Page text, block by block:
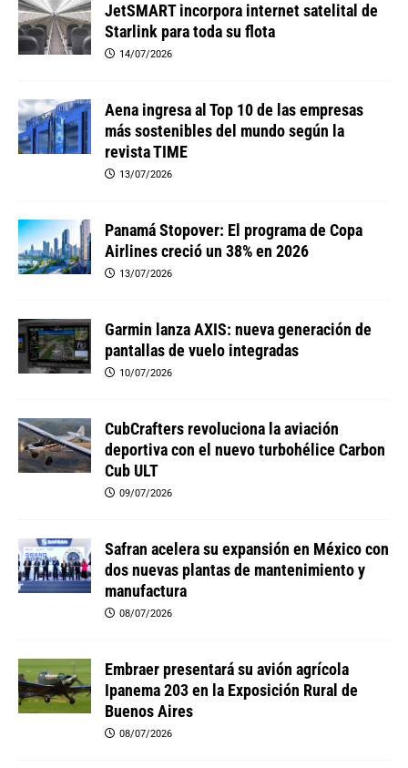
JetSMART incorpora internet satelital de
Starlink para toda su flota
14/07/2026
Aena ingresa al Top 10 de las empresas
más sostenibles del mundo según la
revista TIME
13/07/2026
Panamá Stopover: El programa de Copa
Airlines creció un 38% en 2026
13/07/2026
Garmin lanza AXIS: nueva generación de
pantallas de vuelo integradas
10/07/2026
CubCrafters revoluciona la aviación
deportiva con el nuevo turbohélice Carbon
Cub ULT
09/07/2026
Safran acelera su expansión en México con
dos nuevas plantas de mantenimiento y
manufactura
08/07/2026
Embraer presentará su avión agrícola
Ipanema 203 en la Exposición Rural de
Buenos Aires
08/07/2026